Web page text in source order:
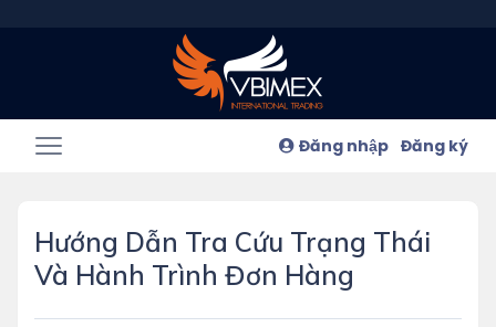
Đăng nhập Đăng ký
Hướng Dẫn Tra Cứu Trạng Thái
Và Hành Trình Đơn Hàng